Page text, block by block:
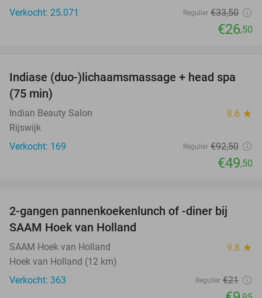
Verkocht: 25.071
Regulier €33,50
€26,50
46%
Indiase (duo-)lichaamsmassage + head spa
(75 min)
Indian Beauty Salon 8.6 star
Rijswijk
Verkocht: 169
Regulier €92,50
€49,50
53%
2-gangen pannenkoekenlunch of -diner bij
SAAM Hoek van Holland
SAAM Hoek van Holland 9.8 star
Hoek van Holland (12 km)
Verkocht: 363
Regulier €21